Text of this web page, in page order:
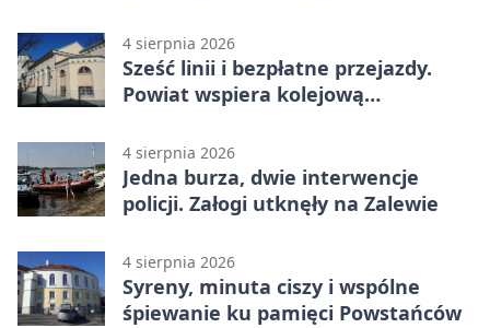
4 sierpnia 2026
Sześć linii i bezpłatne przejazdy.
Powiat wspiera kolejową
4 sierpnia 2026
Jedna burza, dwie interwencje
policji. Załogi utknęły na Zalewie
4 sierpnia 2026
Syreny, minuta ciszy i wspólne
śpiewanie ku pamięci Powstańców